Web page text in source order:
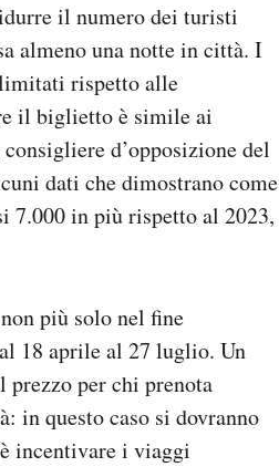
il numero dei turisti
almeno una notte in città. I
rispetto alle
il biglietto è simile ai
d’opposizione del
dati che dimostrano come
7.000 in più rispetto al 2023,
più solo nel fine
18 aprile al 27 luglio. Un
per chi prenota
in questo caso si dovranno
incentivare i viaggi